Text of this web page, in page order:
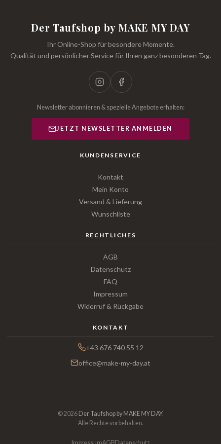
Der Taufshop by MAKE MY DAY
Ihr Online-Shop für besondere Momente.
Qualität und persönlicher Service für Ihren ganz besonderen Tag.
Newsletter abonnieren & spezielle Angebote erhalten:
JETZT NEWSLETTER ANMELDEN
KUNDENSERVICE
Kontakt
Mein Konto
Versand & Lieferung
Wunschliste
RECHTLICHES
AGB
Datenschutz
FAQ
Impressum
Widerruf & Rückgabe
KONTAKT
+43 676 740 55 12
office@make-my-day.at
© 2026 Der Taufshop by MAKE MY DAY.
Alle Rechte vorbehalten.